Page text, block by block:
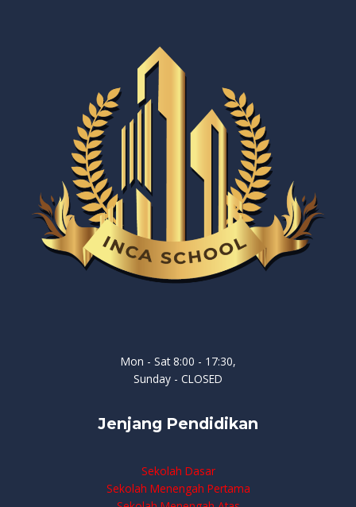
Mon - Sat 8:00 - 17:30,
Sunday - CLOSED
Jenjang Pendidikan
Sekolah Dasar
Sekolah Menengah Pertama